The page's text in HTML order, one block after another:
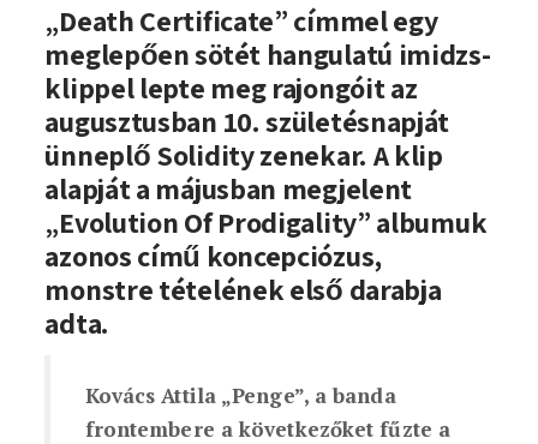
Sötét hangulatú imidzs-klippel
„Death Certificate” címmel egy
meglepően sötét hangulatú imidzs-
klippel lepte meg rajongóit az
augusztusban 10. születésnapját
ünneplő Solidity zenekar. A klip
alapját a májusban megjelent
„Evolution Of Prodigality” albumuk
azonos című koncepciózus,
monstre tételének első darabja
adta.
Kovács Attila „Penge”, a banda
frontembere a következőket fűzte a